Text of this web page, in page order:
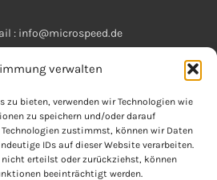
verwalten
zu bieten, verwenden wir Technologien wie
zu speichern und/oder darauf
zustimmst, können wir Daten
IDs auf dieser Website verarbeiten.
erteilst oder zurückziehst, können
beeinträchtigt werden.
: info@microspeed.de